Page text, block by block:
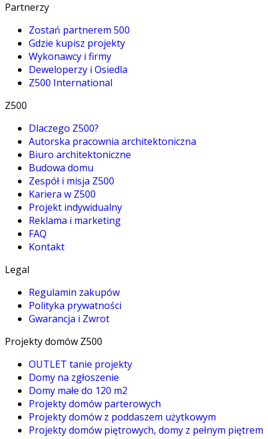
Partnerzy
Zostań partnerem 500
Gdzie kupisz projekty
Wykonawcy i firmy
Deweloperzy i Osiedla
Z500 International
Z500
Dlaczego Z500?
Autorska pracownia architektoniczna
Biuro architektoniczne
Budowa domu
Zespół i misja Z500
Kariera w Z500
Projekt indywidualny
Reklama i marketing
FAQ
Kontakt
Legal
Regulamin zakupów
Polityka prywatności
Gwarancja i Zwrot
Projekty domów Z500
OUTLET tanie projekty
Domy na zgłoszenie
Domy małe do 120 m2
Projekty domów parterowych
Projekty domów z poddaszem użytkowym
Projekty domów piętrowych, domy z pełnym piętrem